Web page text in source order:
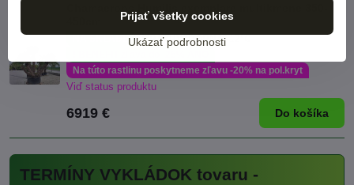
MRAZUVZDORNÁ -12°C
Na túto rastlinu poskytneme zľavu -20% na pol.kryt
Viď status produktu
6919 € Do košíka
TERMÍNY VYKLÁDOK tovaru -
Ukázať podrobnosti
Prijať všetky cookies